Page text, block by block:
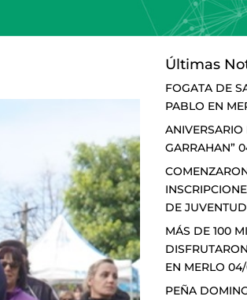
Últimas
FOGATA DE
PABLO EN
ANIVERSARIO
GARRAHAN”
DE
MÁS DE 100
EN MERLO
PEÑA